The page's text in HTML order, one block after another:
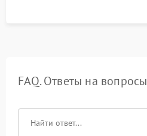
FAQ. Ответы на вопросы